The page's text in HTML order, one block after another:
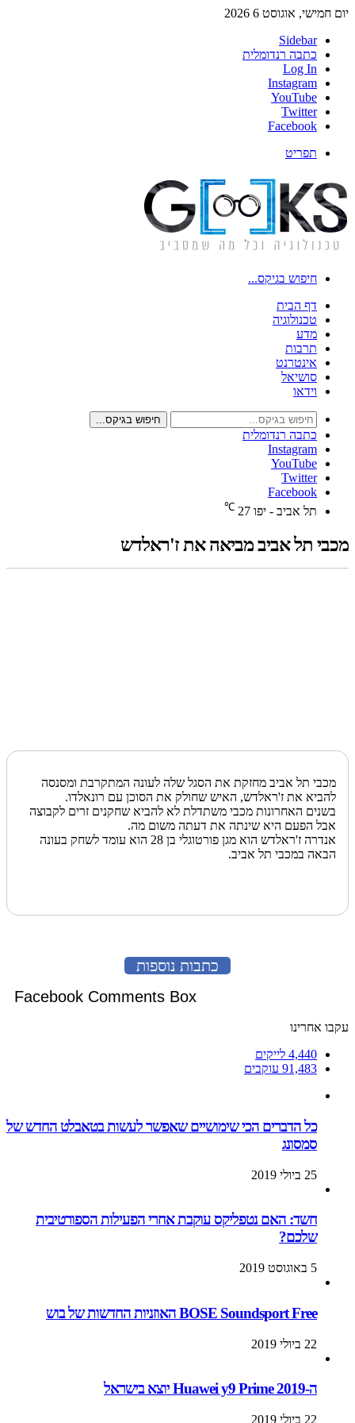
יום חמישי, אוגוסט 6 2026
Sidebar
כתבה רנדומלית
Log In
Instagram
YouTube
Twitter
Facebook
תפריט
חיפוש בגיקס...
דף הבית
טכנולוגיה
מדע
תרבות
אינטרנט
סושיאל
וידאו
חיפוש בגיקס...
כתבה רנדומלית
Instagram
YouTube
Twitter
Facebook
תל אביב - יפו 27
℃
מכבי תל אביב מביאה את ז'ראלדש
מכבי תל אביב מחזקת את הסגל שלה לעונה המתקרבת ומסנסה
להביא את ז'ראלדש, האיש שחולק את הסוכן עם רונאלדו.
בשנים האחרונות מכבי משתדלת לא להביא שחקנים זרים לקבוצה
אבל הפעם היא שינתה את דעתה משום מה.
אנדרה ז'ראלדש הוא מגן פורטוגלי בן 28 הוא עומד לשחק בעונה
הבאה במכבי תל אביב.
כתבות נוספות
Facebook Comments Box
עקבו אחרינו
4,440 לייקים
91,483 עוקבים
כל הדברים הכי שימושיים שאפשר לעשות בטאבלט החדש של
סמסונג
25 ביולי 2019
חשד: האם נטפליקס עוקבת אחרי הפעילות הספורטיבית
שלכם?
5 באוגוסט 2019
BOSE Soundsport Free האוזניות החדשות של בוש
22 ביולי 2019
ה-Huawei y9 Prime 2019 יוצא בישראל
22 ביולי 2019